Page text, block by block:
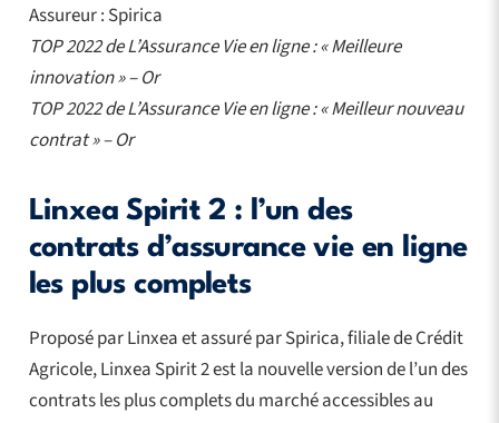
Assureur : Spirica
TOP 2022 de L’Assurance Vie en ligne : « Meilleure
innovation » – Or
TOP 2022 de L’Assurance Vie en ligne : « Meilleur nouveau
contrat » – Or
Linxea Spirit 2 : l’un des
contrats d’assurance vie en ligne
les plus complets
Proposé par Linxea et assuré par Spirica, filiale de Crédit
Agricole, Linxea Spirit 2 est la nouvelle version de l’un des
contrats les plus complets du marché accessibles au